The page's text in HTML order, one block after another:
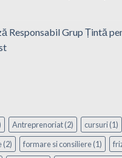
Responsabil Grup Țintă
Antreprenoriat(2) cursuri(1)
(2) formare si consiliere(1)